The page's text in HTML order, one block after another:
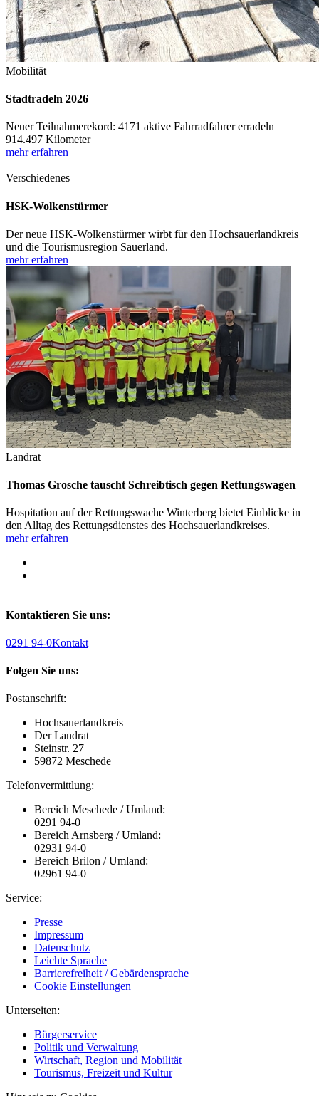
Mobilität
Stadtradeln 2026
Neuer Teilnahmerekord: 4171 aktive Fahrradfahrer erradeln
914.497 Kilometer
mehr erfahren
Verschiedenes
HSK-Wolkenstürmer
Der neue HSK-Wolkenstürmer wirbt für den Hochsauerlandkreis
und die Tourismusregion Sauerland.
mehr erfahren
Landrat
Thomas Grosche tauscht Schreibtisch gegen Rettungswagen
Hospitation auf der Rettungswache Winterberg bietet Einblicke in
den Alltag des Rettungsdienstes des Hochsauerlandkreises.
mehr erfahren
Kontaktieren Sie uns:
0291 94-0Kontakt
Folgen Sie uns:
Postanschrift:
Hochsauerlandkreis
Der Landrat
Steinstr. 27
59872 Meschede
Telefonvermittlung:
Bereich Meschede / Umland:
0291 94-0
Bereich Arnsberg / Umland:
02931 94-0
Bereich Brilon / Umland:
02961 94-0
Service:
Presse
Impressum
Datenschutz
Leichte Sprache
Barrierefreiheit / Gebärdensprache
Cookie Einstellungen
Unterseiten:
Bürgerservice
Politik und Verwaltung
Wirtschaft, Region und Mobilität
Tourismus, Freizeit und Kultur